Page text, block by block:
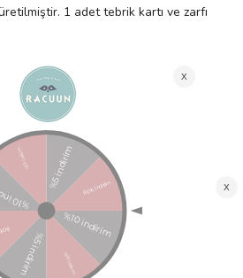
1 adet tebrik kartı ve zarfı
içerir ve çift taraflı bant
ile partinizi benzersiz
bir gelecek sağlamak için FSC™